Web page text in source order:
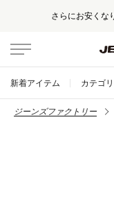
さらにお安くな
新着アイテム カテゴリ
ジーンズファクトリー